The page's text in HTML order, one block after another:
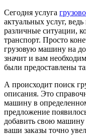
Сегодня услуга
актуальных услуг,
различные ситуации,
транспорт. Просто
грузовую машину на
значит и вам
были предоставлены
А происходит поиск
описания. Это
машину в
предложение
добавить свою машину
ваши заказы точно